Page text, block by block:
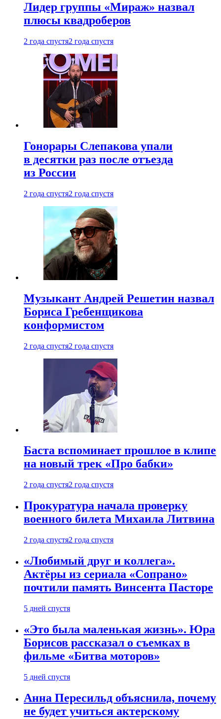
Лидер группы «Мираж» назвал
плюсы квадроберов
2 года спустя2 года спустя
Гонорары Слепакова упали
в десятки раз после отъезда
из России
2 года спустя2 года спустя
Музыкант Андрей Решетин назвал
Бориса Гребенщикова
конформистом
2 года спустя2 года спустя
Баста вспоминает прошлое в клипе
на новый трек «Про бабки»
2 года спустя2 года спустя
Прокуратура начала проверку
военного билета Михаила Литвина
2 года спустя2 года спустя
«Любимый друг и коллега».
Актёры из сериала «Сопрано»
почтили память Винсента Пасторе
5 дней спустя
«Это была маленькая жизнь». Юра
Борисов рассказал о съемках в
фильме «Битва моторов»
5 дней спустя
Анна Пересильд объяснила, почему
не будет учиться актерскому